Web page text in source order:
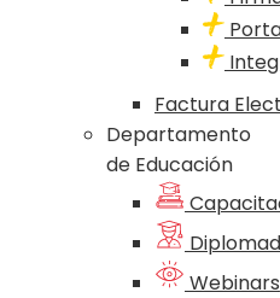
Factura
Departamento
de Educación
Webinars